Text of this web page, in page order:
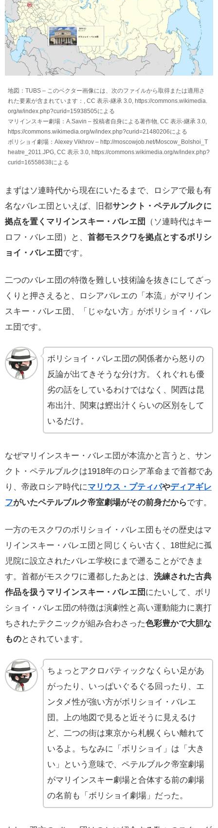
地図：TUBS – このベクター画像には、次のファイルから取得または適用さ
れた要素が含まれています：​, CC 表示-継承 3.0, https://commons.wikimedia.
org/w/index.php?curid=15938505による
マリインスキー劇場：A.Savin – 投稿者自身による著作物, CC 表示-継承 3.0,
https://commons.wikimedia.org/w/index.php?curid=21480206による
ボリショイ劇場：Alexey Vikhrov – http://moscowjob.net/Moscow_Bolshoi_T
heatre_2011.JPG, CC 表示 3.0, https://commons.wikimedia.org/w/index.php?
curid=16558638による
まずはソ連時代から現在にいたるまで、ロシアで最も有
名なバレエ団といえば、旧都サンクト・ペテルブルクに
拠点を置くマリインスキー・バレエ団
（ソ連時代はキー
ロフ・バレエ団）と、 首都モスクワを拠点とするボリシ
ョイ・バレエ団 です。
二つのバレエ団の特徴を難しい技術論を抜きにしてざっ
くりと押さえると、ロシアバレエの「本流」がマリイン
スキー・バレエ団、「じゃない方」がボリショイ・バレ
エ団です。
ボリショイ・バレエ団の関係者から怒りの
反論が出てきそうな分け方。くれぐれも優
劣の話をしているわけではなく、関西は昆
布出汁、関東は鰹出汁くらいの区別をして
いるだけ。
なぜマリインスキー・バレエ団が本流かと言うと、サン
クト・ペテルブルクは1918年のロシア革命まで首都であ
り、帝政ロシア時代にマリウス・プティパやディアギレ
フがいたペテルブルク帝室劇場がその前身だからです。
一方のモスクワのボリショイ・バレエ団もその歴史はマ
リインスキー・バレエ団と同じくらい古く、18世紀に孤
児院に設立されたバレエ学校にまで遡ることができま
す。首都がモスクワに遷都したあとは、 洗練された古典
作品を扱うマリインスキー・バレエ団 にたいして、ボリ
ショイ・バレエ団の特徴は演劇性と高い運動能力に裏打
ちされたテクニックが組み合わさった色彩豊かで大胆な
ものとされています。
ちょっとアクロバティックなくらい足があ
がったり、いっぱいぐるぐる回ったり、エ
ンタメ性が強い方がボリショイ・バレエ
団。上の地図で見ると近そうに見えるけ
ど、二つの街は東京から札幌くらい離れて
いるよ。ちなみに「ボリショイ」は「大き
い」という意味で、ペテルブルク帝室劇場
がマリインスキー劇場と合体する前の劇場
の名前も「ボリショイ劇場」だった。